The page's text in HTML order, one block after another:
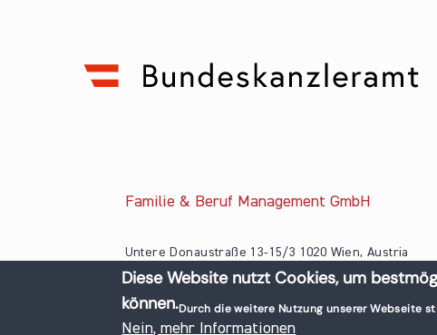
Familie & Beruf Management GmbH
Untere Donaustraße 13-15/3 1020 Wien, Austria
+43 1 218 50 70
office@familieundberuf.at
© 2026 Familie und Beruf All rights reserved.
Diese Website nutzt Cookies, um
können.Durch die weitere Nutzung unserer Webseite
Nein, mehr Informationen